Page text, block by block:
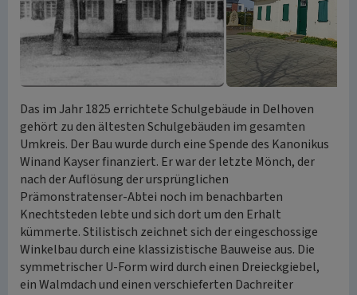
Das im Jahr 1825 errichtete Schulgebäude in Delhoven
gehört zu den ältesten Schulgebäuden im gesamten
Umkreis. Der Bau wurde durch eine Spende des Kanonikus
Winand Kayser finanziert. Er war der letzte Mönch, der
nach der Auflösung der ursprünglichen
Prämonstratenser-Abtei noch im benachbarten
Knechtsteden lebte und sich dort um den Erhalt
kümmerte. Stilistisch zeichnet sich der eingeschossige
Winkelbau durch eine klassizistische Bauweise aus. Die
symmetrischer U-Form wird durch einen Dreieckgiebel,
ein Walmdach und einen verschieferten Dachreiter